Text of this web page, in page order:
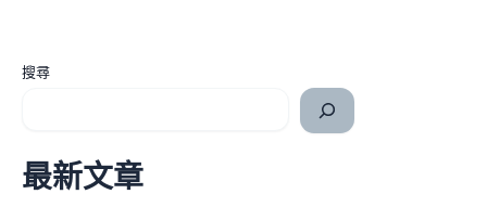
搜尋
最新文章